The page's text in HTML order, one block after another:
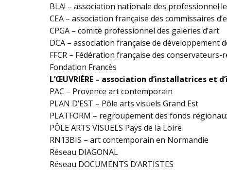
BLA! – association nationale des
CEA – association française des commissaires
CPGA – comité professionnel des galeries d’art
DCA – association française de développement
FFCR – Fédération française des
Fondation Francès
L’ŒUVRIÈRE – association d’installatrices et
PAC – Provence art contemporain
PLAN D’EST – Pôle arts visuels Grand Est
PLATFORM – regroupement des fonds
PÔLE ARTS VISUELS Pays de la Loire
RN13BIS – art contemporain en Normandie
Réseau DIAGONAL
Réseau DOCUMENTS D’ARTISTES